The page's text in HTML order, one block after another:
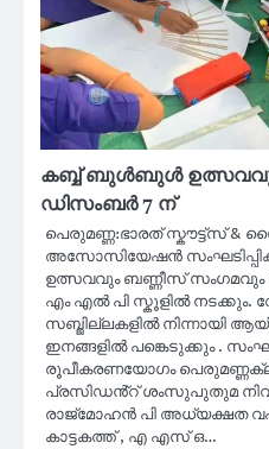
കബ്ബ് ബുൾബുൾ
ഡിസംബർ 7 ന്
പെരുമണ്ണ:ഭാരത് സ്കൗട്ട്സ് &
അസോസിയേഷൻ
ഉത്സവവും ബണ്ണീസ്
എം എൽ പി സ്കൂളിൽ നടക്കും.
സബ്ജില്ലകളിൽ നിന്നായി
ഇനങ്ങളിൽ പങ്കെടുക്കും .
രൂപീകരണയോഗം
പ്രസിഡൻ്റ് ശംസുപുതുമ
രാജ്മോഹൻ പി അധ്യക്ഷത
കാട്ടകത്ത് , എ എസ് ഒ…